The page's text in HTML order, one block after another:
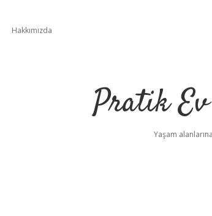
Hakkımızda
Pratik
Yaşam